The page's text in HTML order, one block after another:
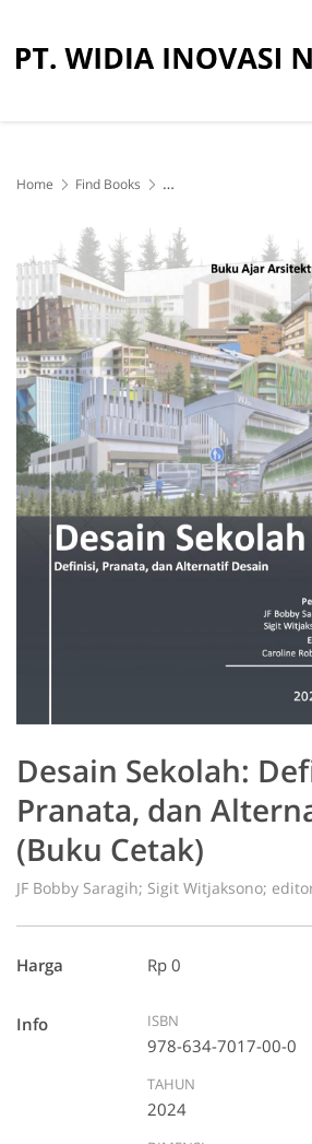
Home
Find Books
Desain Sekolah:
Pranata, dan
(Buku Cetak)
JF Bobby Saragih; Sigit Witjaksono;
Harga Rp 0
Info ISBN
978-634-7017-00-0
TAHUN
2024